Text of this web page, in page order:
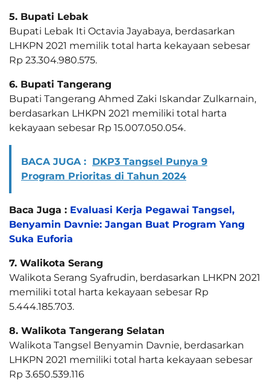
5. Bupati Lebak
Bupati Lebak Iti Octavia Jayabaya, berdasarkan
LHKPN 2021 memilik total harta kekayaan sebesar
Rp 23.304.980.575.
6. Bupati Tangerang
Bupati Tangerang Ahmed Zaki Iskandar Zulkarnain,
berdasarkan LHKPN 2021 memiliki total harta
kekayaan sebesar Rp 15.007.050.054.
BACA JUGA : DKP3 Tangsel Punya 9
Program Prioritas di Tahun 2024
Baca Juga : Evaluasi Kerja Pegawai Tangsel,
Benyamin Davnie: Jangan Buat Program Yang
Suka Euforia
7. Walikota Serang
Walikota Serang Syafrudin, berdasarkan LHKPN 2021
memiliki total harta kekayaan sebesar Rp
5.444.185.703.
8. Walikota Tangerang Selatan
Walikota Tangsel Benyamin Davnie, berdasarkan
LHKPN 2021 memiliki total harta kekayaan sebesar
Rp 3.650.539.116